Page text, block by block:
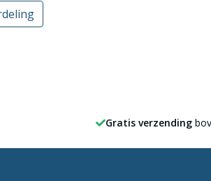
Gratis verzending